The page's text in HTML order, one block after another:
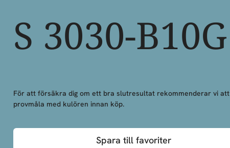
S 3030-B10G
För att försäkra dig om ett bra slutresultat rekommenderar vi att
provmåla med kulören innan köp.
Spara till favoriter